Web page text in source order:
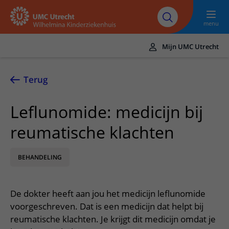
Naar hoofdinhoud
UMC
Utrecht
Research
Steun het
WKZ
menu
UMC Utrecht
Onze zorg
Ziektebeelden
Onderzoeken
Specialismen
Poliklinieken
Voor patiënten
Ik heb een afspraak op de polikliniek
Mijn kind heeft een (dag)opname
Mijn kind ligt op de IC
Samenwerking
Historie WKZ
Spoed
Adres en route
Meer UMC Utrecht
Mijn UMC Utrecht
Terug
Leflunomide: medicijn bij
reumatische klachten
BEHANDELING
De dokter heeft aan jou het medicijn leflunomide
voorgeschreven. Dat is een medicijn dat helpt bij
reumatische klachten. Je krijgt dit medicijn omdat je